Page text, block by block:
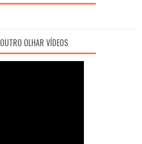
OUTRO OLHAR VÍDEOS